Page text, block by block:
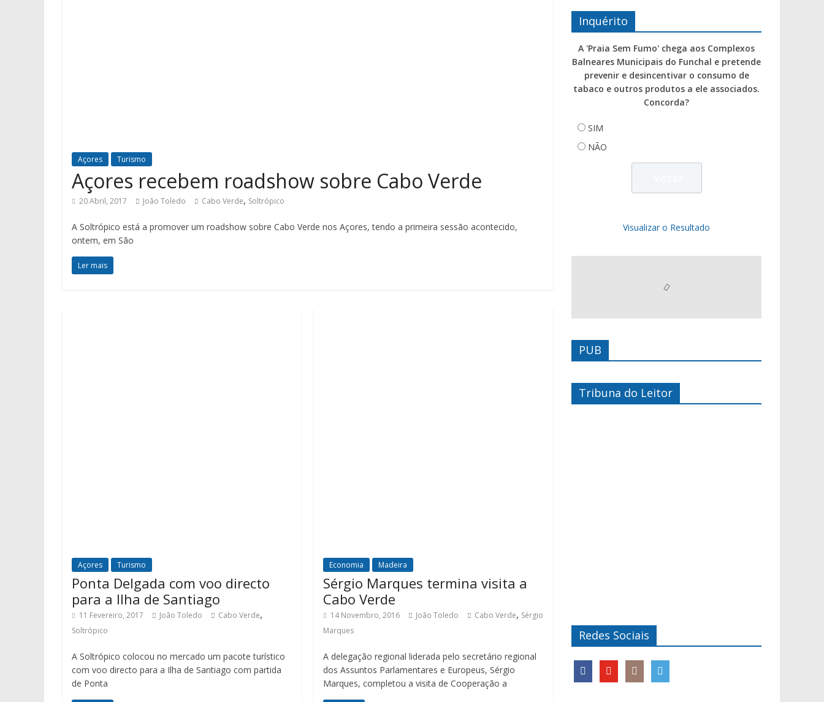
Açores Turismo
Açores recebem roadshow sobre Cabo Verde
20 Abril, 2017 João Toledo Cabo Verde, Soltrópico
A Soltrópico está a promover um roadshow sobre Cabo Verde nos Açores, tendo a primeira sessão acontecido,
ontem, em São
Ler mais
Açores Turismo
Ponta Delgada com voo directo
para a Ilha de Santiago
11 Fevereiro, 2017 João Toledo Cabo Verde,
Soltrópico
A Soltrópico colocou no mercado um pacote turístico
com voo directo para a Ilha de Santiago com partida
de Ponta
Economia Madeira
Sérgio Marques termina visita a
Cabo Verde
14 Novembro, 2016 João Toledo Cabo Verde, Sérgio
Marques
A delegação regional liderada pelo secretário regional
dos Assuntos Parlamentares e Europeus, Sérgio
Marques, completou a visita de Cooperação a
Inquérito
A 'Praia Sem Fumo' chega aos Complexos
Balneares Municipais do Funchal e pretende
prevenir e desincentivar o consumo de
tabaco e outros produtos a ele associados.
Concorda?
SIM
NÃO
Visualizar o Resultado
PUB
Tribuna do Leitor
Redes Sociais